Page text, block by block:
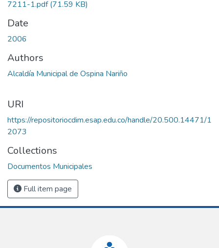
7211-1.pdf(71.59 KB)
Date
2006
Authors
Alcaldía Municipal de Ospina Nariño
URI
https://repositoriocdim.esap.edu.co/handle/20.500.14471/1
2073
Collections
Documentos Municipales
Full item page